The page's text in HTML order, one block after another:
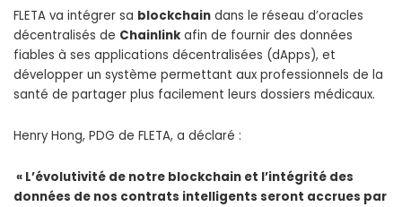
FLETA va intégrer sa blockchain dans le réseau d’oracles
décentralisés de Chainlink afin de fournir des données
fiables à ses applications décentralisées (dApps), et
développer un système permettant aux professionnels de la
santé de partager plus facilement leurs dossiers médicaux.
Henry Hong, PDG de FLETA, a déclaré :
« L’évolutivité de notre blockchain et l’intégrité des
données de nos contrats intelligents seront accrues par